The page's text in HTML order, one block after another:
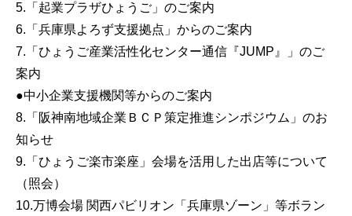
5.「起業プラザひょうご」のご案内
6.「兵庫県よろず支援拠点」からのご案内
7.「ひょうご産業活性化センター通信『JUMP』」のご
案内
●中小企業支援機関等からのご案内
8.「阪神南地域企業ＢＣＰ策定推進シンポジウム」のお
知らせ
9.「ひょうご楽市楽座」会場を活用した出店等について
（照会）
10.万博会場 関西パビリオン「兵庫県ゾーン」等ボラン